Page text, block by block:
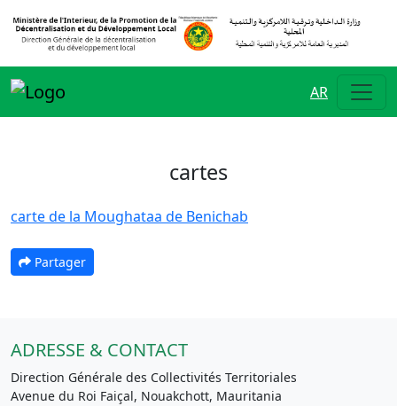
AR
cartes
carte de la Moughataa de Benichab
Partager
ADRESSE & CONTACT
Direction Générale des Collectivités Territoriales
Avenue du Roi Faiçal, Nouakchott, Mauritania